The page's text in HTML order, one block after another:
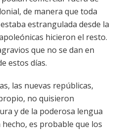
de manera que toda
estrangulada desde la
hicieron el resto.
que no se dan en
estos días.
las nuevas repúblicas,
no quisieron
y de la poderosa lengua
es probable que los